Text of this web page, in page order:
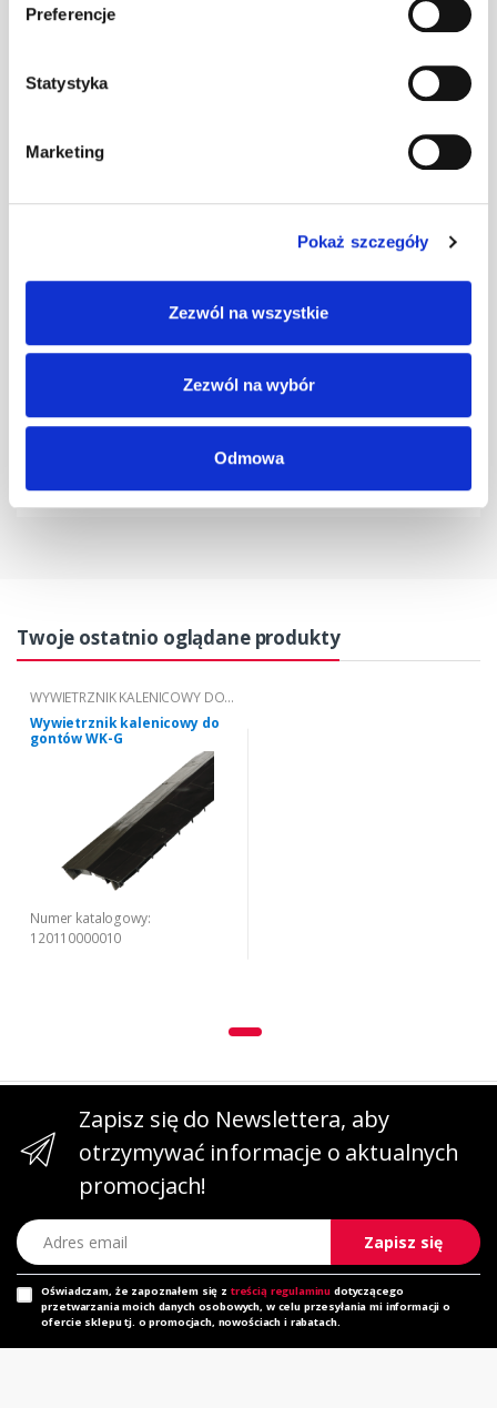
Preferencje
Statystyka
Marketing
Pokaż szczegóły
Zezwól na wszystkie
Zezwól na wybór
Odmowa
WYMIARY
Szerokość: 280 mm
PALETOWANIE
DOKUMENTY
KDWU Wywietrznik kalenicowy do gontów WK-G
Twoje ostatnio oglądane produkty
WYWIETRZNIK KALENICOWY DO
GONTÓW WK-G
Wywietrznik kalenicowy do
gontów WK-G
Numer katalogowy:
120110000010
Zapisz się do Newslettera, aby
otrzymywać informacje o aktualnych
promocjach!
Adres email
Zapisz się
Oświadczam, że zapoznałem się z treścią regulaminu dotyczącego
przetwarzania moich danych osobowych, w celu przesyłania mi informacji o
ofercie sklepu tj. o promocjach, nowościach i rabatach.